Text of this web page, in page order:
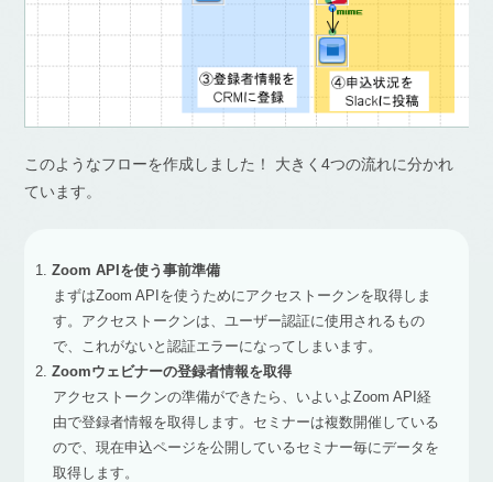
このようなフローを作成しました！ 大きく4つの流れに分かれ
ています。
Zoom APIを使う事前準備
まずはZoom APIを使うためにアクセストークンを取得しま
す。アクセストークンは、ユーザー認証に使用されるもの
で、これがないと認証エラーになってしまいます。
Zoomウェビナーの登録者情報を取得
アクセストークンの準備ができたら、いよいよZoom API経
由で登録者情報を取得します。セミナーは複数開催している
ので、現在申込ページを公開しているセミナー毎にデータを
取得します。